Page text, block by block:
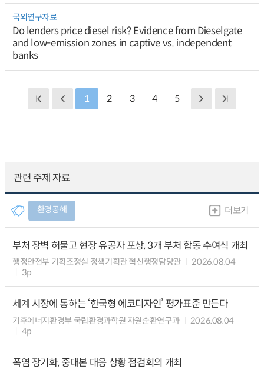
국외연구자료
Do lenders price diesel risk? Evidence from Dieselgate
and low-emission zones in captive vs. independent
banks
1 2 3 4 5
관련 주제 자료
환경공해 더보기
부처 장벽 허물고 현장 유공자 포상, 3개 부처 합동 수여식 개최
행정안전부 기획조정실 정책기획관 혁신행정담당관
2026.08.04
3p
세계 시장에 통하는 ‘한국형 에코디자인’ 평가표준 만든다
기후에너지환경부 국립환경과학원 자원순환연구과
2026.08.04
4p
폭염 장기화, 중대본 대응 상황 점검회의 개최